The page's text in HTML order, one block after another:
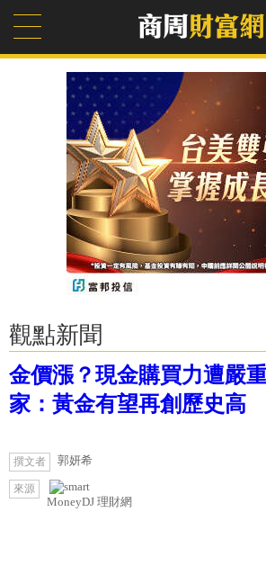
觀點新聞
金價漲？現金購買力遭嚴
家：黃金有望再創歷史高
撰文者 郭妍希
來源
MoneyDJ 理財網